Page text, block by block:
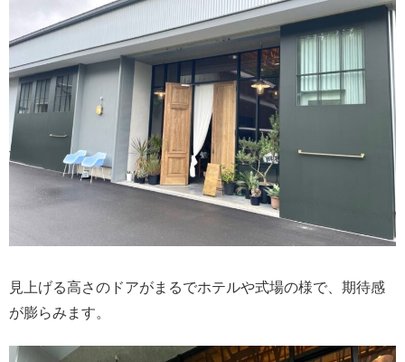
見上げる高さのドアがまるでホテルや式場の様で、期待感
が膨らみます。